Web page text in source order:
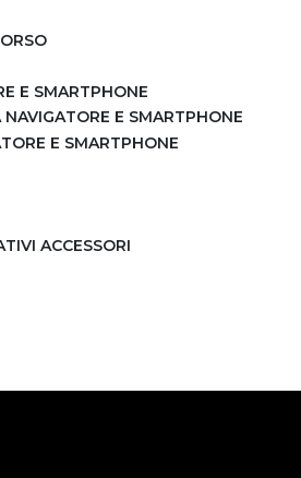
E SMARTPHONE
E SMARTPHONE
E SMARTPHONE
ACCESSORI